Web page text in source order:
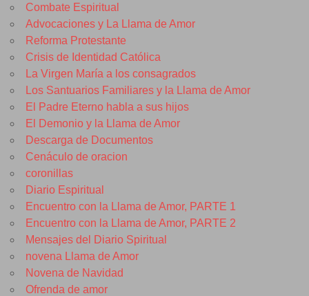
Combate Espiritual
Advocaciones y La Llama de Amor
Reforma Protestante
Crisis de Identidad Católica
La Virgen María a los consagrados
Los Santuarios Familiares y la Llama de Amor
El Padre Eterno habla a sus hijos
El Demonio y la Llama de Amor
Descarga de Documentos
Cenáculo de oracion
coronillas
Diario Espiritual
Encuentro con la Llama de Amor, PARTE 1
Encuentro con la Llama de Amor, PARTE 2
Mensajes del Diario Spiritual
novena Llama de Amor
Novena de Navidad
Ofrenda de amor